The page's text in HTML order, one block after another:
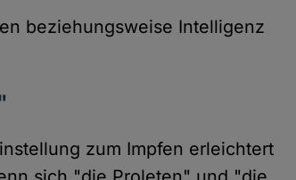
beziehungsweise Intelligenz
zum Impfen erleichtert